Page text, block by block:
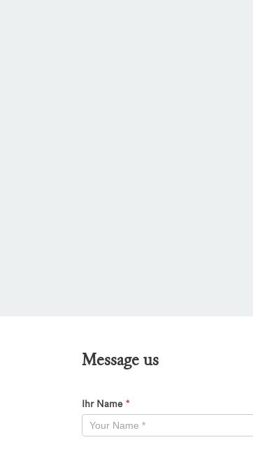
Message us
Kontaktformular
-
Ihr Name *